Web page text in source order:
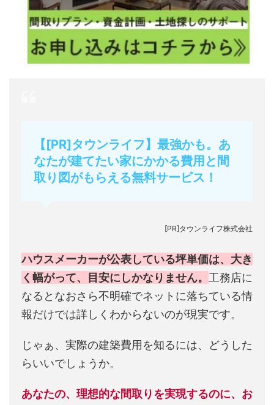
【[PR]タウンライフ】最強かも。あ
なたが建てたい家にかかる費用と間
取り図がもらえる無料サービス！
[PR]タウンライフ株式会社
ハウスメーカーが公表している坪単価は、大き
く幅がって、目安にしかなりません。 工務店に
なるとなおさら不明確でネットに落ちている情
報だけでは詳しくわからないのが現実です。
じゃぁ、実際の建築費用を知るには、どうした
らいいでしょうか。
あなたの、理想的な間取りを実現するのに、お